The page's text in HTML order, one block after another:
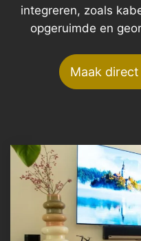
integreren, zoals
opgeruimde en
Maak